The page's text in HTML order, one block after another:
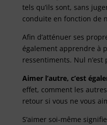
tels qu’ils sont, sans
conduite en fonction de
Afin d’atténuer ses
également apprendre à
ressentiments. Nul n’est
Aimer l’autre, c’est
effet, comment les
retour si vous ne vous
S’aimer soi-même